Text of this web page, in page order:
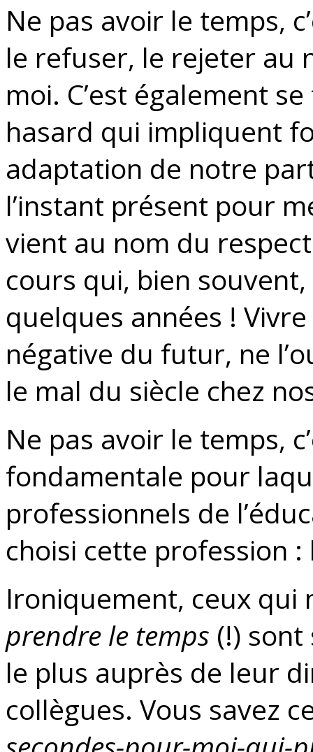
Ne pas avoir le temps,
le refuser, le rejeter au
moi. C’est également
hasard qui impliquent
adaptation de notre
l’instant présent pour
vient au nom du
cours qui, bien
quelques années !
négative du futur, ne
le mal du siècle chez
Ne pas avoir le temps,
fondamentale pour
professionnels de
choisi cette profession :
Ironiquement, ceux qui
prendre le temps (!)
le plus auprès de leur
collègues. Vous savez